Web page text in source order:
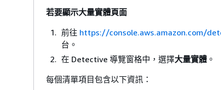
若要顯示大量實體頁面
前往 https://console.aws.amazon.com/
台。
在 Detective 導覽窗格中，選擇大量實體 。
每個清單項目包含以下資訊：